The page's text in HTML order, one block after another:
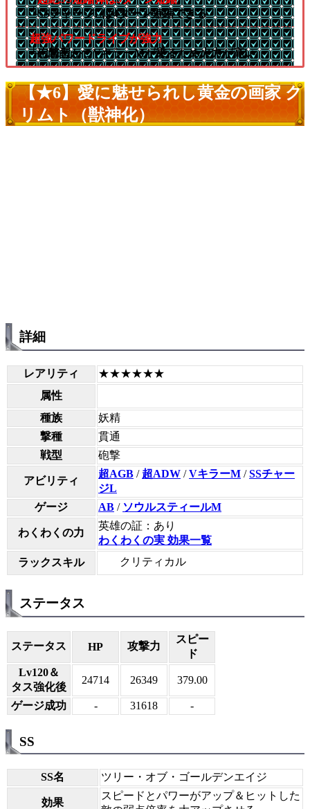
└SSチャージLは4ターン短縮できる
超強パワードライブが強力
└砲撃型かつVキラーMが乗るため火力が高い
【★6】愛に魅せられし黄金の画家 ク
リムト（獣神化）
詳細
レアリティ
★★★★★★
属性
種族
妖精
撃種
貫通
戦型
砲撃
アビリティ
超AGB / 超ADW /VキラーM /SSチャー
ジL
ゲージ
AB / ソウルスティールM
わくわくの力
英雄の証：あり
わくわくの実 効果一覧
ラックスキル
クリティカル
ステータス
ステータス HP 攻撃力
スピー
ド
Lv120＆
タス強化後
24714 26349 379.00
ゲージ成功 - 31618 -
SS
SS名 ツリー・オブ・ゴールデンエイジ
効果
スピードとパワーがアップ＆ヒットした